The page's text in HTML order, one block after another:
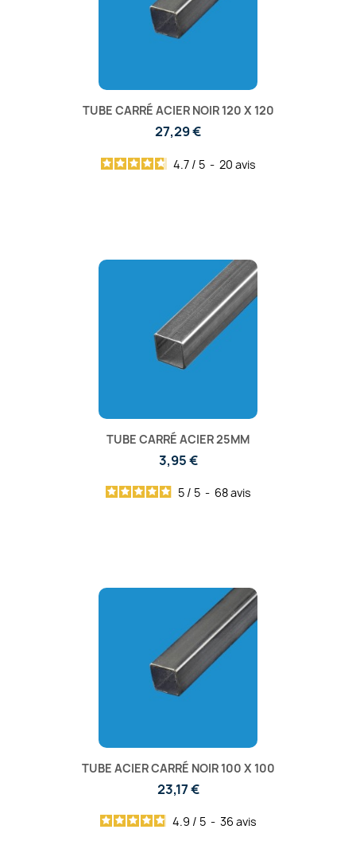
TUBE CARRÉ ACIER NOIR 120 X 120
27,29 €
4.7 / 5 - 20 avis
TUBE CARRÉ ACIER 25MM
3,95 €
5 / 5 - 68avis
TUBE ACIER CARRÉ NOIR 100 X 100
23,17 €
4.9 / 5 - 36 avis